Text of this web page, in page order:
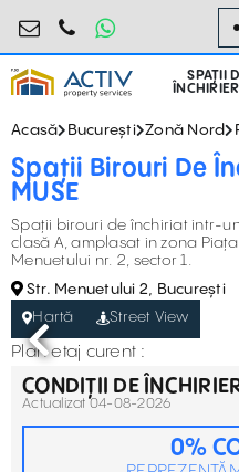
0724.584.442
SPAȚII
Acasă București Zonă Nord
Spații Birouri De
MUSE
Spații birouri de închiriat intr-
clasă A, amplasat in zona Piața
Menuetului nr. 2, sector 1.
Str. Menuetului 2, București
Hartă
Street View
Plan etaj curent :
CONDIȚII DE
Actualizat 04-08-2026
0%